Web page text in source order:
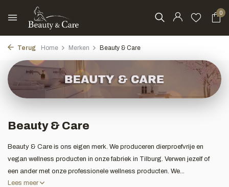
0
Terug Home Merken Beauty & Care
Beauty & Care
Beauty & Care is ons eigen merk. We produceren dierproefvrije en
vegan wellness producten in onze fabriek in Tilburg. Verwen jezelf of
een ander met onze professionele wellness producten. We...
Lees meer